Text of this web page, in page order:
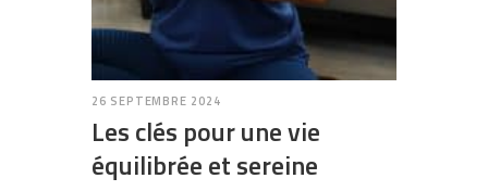
26 SEPTEMBRE 2024
Les clés pour une vie
équilibrée et sereine